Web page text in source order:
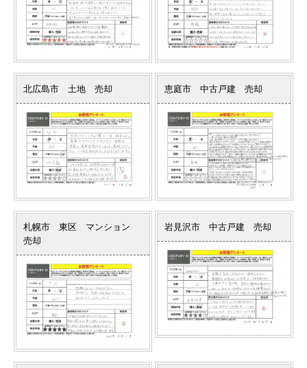
北広島市 土地 売却 恵庭市 中古戸建 売却
札幌市 東区 マンション
売却
岩見沢市 中古戸建 売却